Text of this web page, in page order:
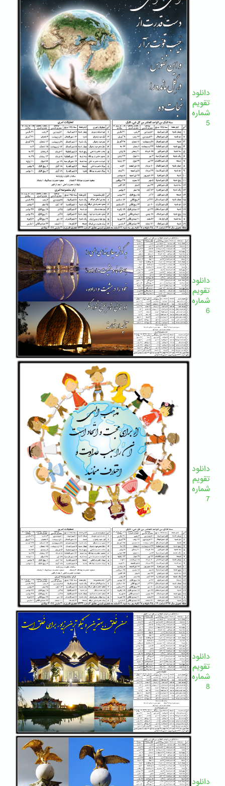
دانلود
تقویم
شماره
5
دانلود
تقویم
شماره
6
دانلود
تقویم
شماره
7
دانلود
تقویم
شماره
8
دانلود